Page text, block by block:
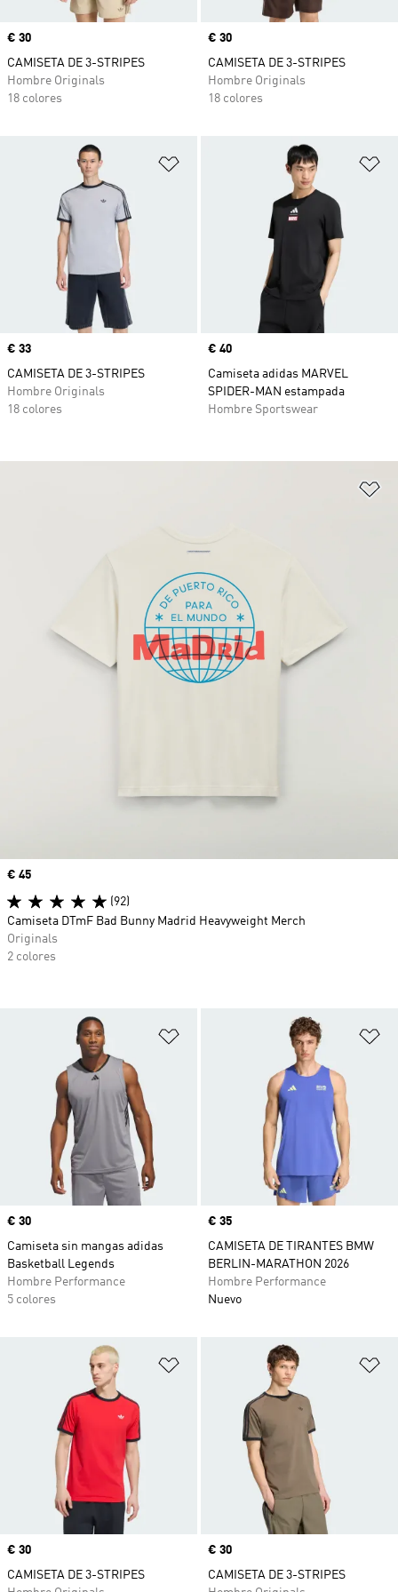
Precio
€ 30
CAMISETA DE 3-STRIPES
Hombre Originals
18 colores
Precio
€ 30
CAMISETA DE 3-STRIPES
Hombre Originals
18 colores
Añadir a la lista de deseos
Precio
€ 33
CAMISETA DE 3-STRIPES
Hombre Originals
18 colores
Precio
€ 40
Camiseta adidas MARVEL
SPIDER-MAN estampada
Hombre Sportswear
Añadir a la lista de deseos
Precio
€ 30
Camiseta sin mangas adidas
Basketball Legends
Hombre Performance
5 colores
Precio
€ 35
CAMISETA DE TIRANTES BMW
BERLIN-MARATHON 2026
Hombre Performance
Nuevo
Añadir a la lista de deseos
Precio
€ 30
CAMISETA DE 3-STRIPES
Precio
€ 30
CAMISETA DE 3-STRIPES
Precio
€ 45
(92)
Camiseta DTmF Bad Bunny Madrid Heavyweight Merch
Originals
2 colores